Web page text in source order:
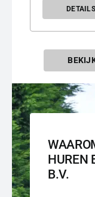
DETAILS
HUREN
B.V.